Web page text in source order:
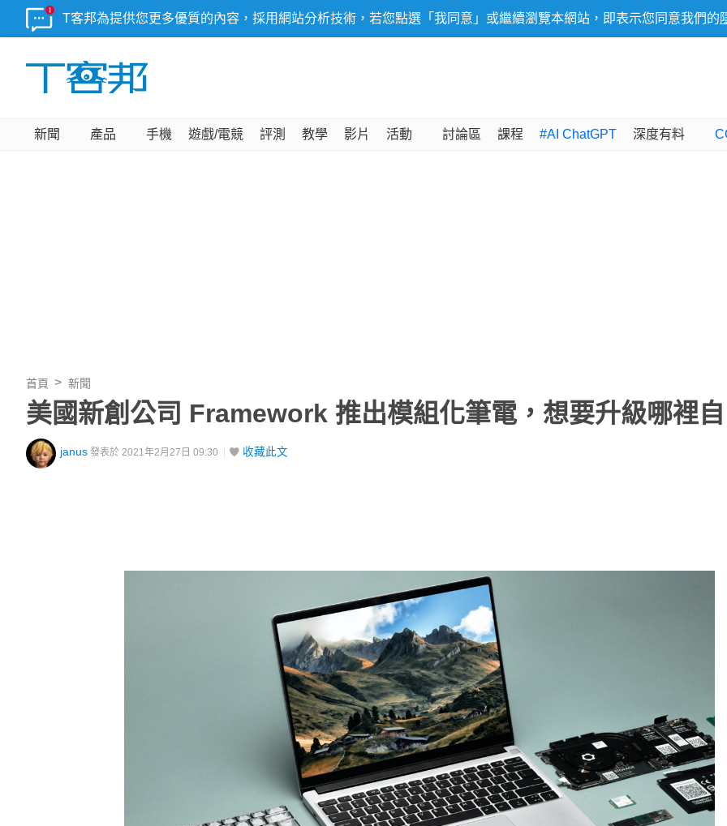
T客邦為提供您更多優質的內容，採用網站分析技術，若您點選「我同意」或繼續瀏覽本網站，即表示您同意我們的
新聞 產品 手機 遊戲/電競 評測 教學 影片 活動 討論區 課程 #AI ChatGPT 深度有料
首頁 新聞
美國新創公司 Framework 推出模組化筆電，想要升級哪裡
janus 發表於 2021年2月27日 09:30 收藏此文